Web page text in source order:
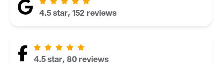
4.5 star, 152 reviews
4.5 star, 80 reviews